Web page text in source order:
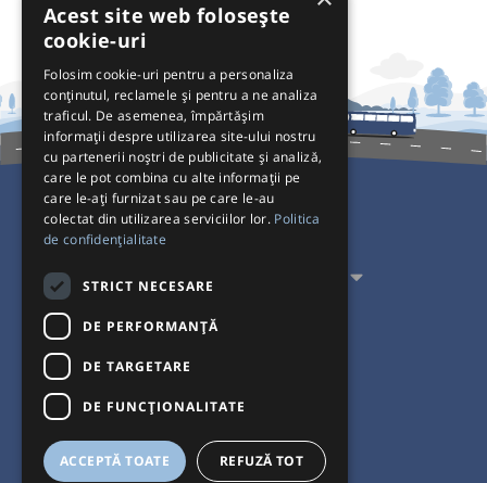
Pentru Călători
Pentru Transportatori
Interacționăm
Acceptăm plăți cu
Acest site web folosește
cookie-uri
Folosim cookie-uri pentru a personaliza
conținutul, reclamele și pentru a ne analiza
traficul. De asemenea, împărtășim
informații despre utilizarea site-ului nostru
cu partenerii noștri de publicitate și analiză,
care le pot combina cu alte informații pe
care le-ați furnizat sau pe care le-au
colectat din utilizarea serviciilor lor. Politica
de confidențialitate
STRICT NECESARE
DE PERFORMANȚĂ
DE TARGETARE
DE FUNCŢIONALITATE
ACCEPTĂ TOATE REFUZĂ TOT